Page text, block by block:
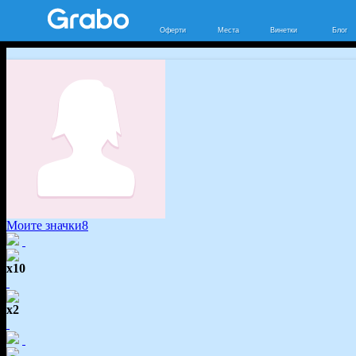
Оферти Места Винетки Блог
Моите значки8
x10
x2